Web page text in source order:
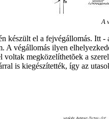
A
készült el a fejvégállomás.
A végállomás ilyen
megközelíthetõek a
is kiegészítették, így az